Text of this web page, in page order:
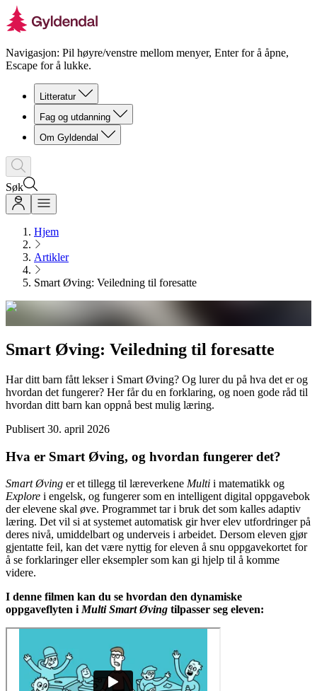
Navigasjon: Pil høyre/venstre mellom menyer, Enter for å åpne,
Escape for å lukke.
Litteratur
Fag og utdanning
Om Gyldendal
Søk
Hjem
Artikler
Smart Øving: Veiledning til foresatte
Smart Øving: Veiledning til foresatte
Har ditt barn fått lekser i Smart Øving? Og lurer du på hva det er og
hvordan det fungerer? Her får du en forklaring, og noen gode råd til
hvordan ditt barn kan oppnå best mulig læring.
Publisert 30. april 2026
Hva er Smart Øving, og hvordan fungerer det?
Smart Øving er et tillegg til læreverkene Multi i matematikk og
Explore i engelsk, og fungerer som en intelligent digital oppgavebok
der elevene skal øve. Programmet tar i bruk det som kalles adaptiv
læring. Det vil si at systemet automatisk gir hver elev utfordringer på
deres nivå, umiddelbart og underveis i arbeidet. Dersom eleven gjør
gjentatte feil, kan det være nyttig for eleven å snu oppgavekortet for
å se forklaringer eller eksempler som kan gi hjelp til å komme
videre.
I denne filmen kan du se hvordan den dynamiske
oppgaveflyten i Multi Smart Øving tilpasser seg eleven: